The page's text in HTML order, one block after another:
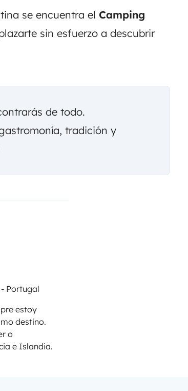
se encuentra el Camping
sin esfuerzo a descubrir
de todo.
tradición y
Portugal
estoy
destino.
o
e Islandia.